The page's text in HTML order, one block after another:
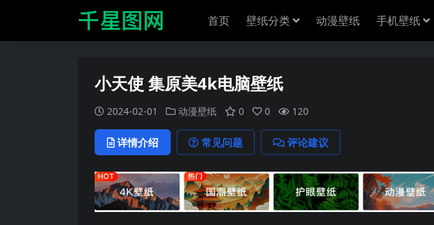
首页 壁纸分类 动漫壁纸 手机壁纸
小天使 集原美4k电脑壁纸
2024-02-01 动漫壁纸 0 0 120
详情介绍 常见问题 评论建议